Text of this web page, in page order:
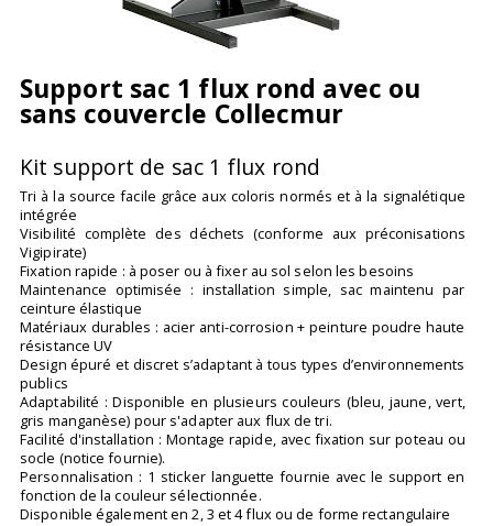
Support sac 1 flux rond avec ou
sans couvercle Collecmur
Kit support de sac 1 flux rond
Tri à la source facile grâce aux coloris normés et à la signalétique
intégrée
Visibilité complète des déchets (conforme aux préconisations
Vigipirate)
Fixation rapide : à poser ou à fixer au sol selon les besoins
Maintenance optimisée : installation simple, sac maintenu par
ceinture élastique
Matériaux durables : acier anti-corrosion + peinture poudre haute
résistance UV
Design épuré et discret s’adaptant à tous types d’environnements
publics
Adaptabilité : Disponible en plusieurs couleurs (bleu, jaune, vert,
gris manganèse) pour s'adapter aux flux de tri.
Facilité d'installation : Montage rapide, avec fixation sur poteau ou
socle (notice fournie).
Personnalisation : 1 sticker languette fournie avec le support en
fonction de la couleur sélectionnée.
Disponible également en 2, 3 et 4 flux ou de forme rectangulaire